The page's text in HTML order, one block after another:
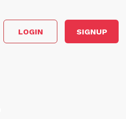
LOGIN SIGNUP